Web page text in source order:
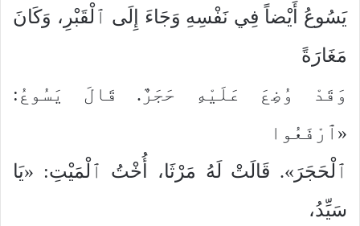
يَسُوعُ أَيْضاً فِي نَفْسِهِ وَجَاءَ إِلَى ٱلْقَبْرِ، وَكَانَ
مَغَارَةً
وَقَدْ وُضِعَ عَلَيْهِ حَجَرٌ. قَالَ يَسُوعُ:
«ٱرْفَعُوا
ٱلْحَجَرَ». قَالَتْ لَهُ مَرْثَا، أُخْتُ ٱلْمَيْتِ: «يَا
سَيِّدُ،